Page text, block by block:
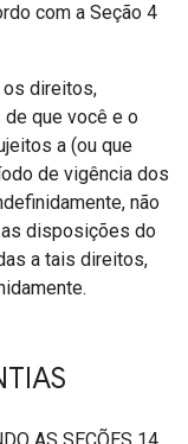
com a Seção 4
os direitos,
que você e o
a (ou que
de vigência dos
não
disposições do
a tais direitos,